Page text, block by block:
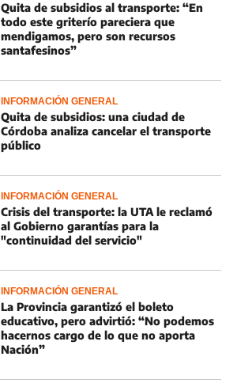
Quita de subsidios al transporte: “En
todo este griterío pareciera que
mendigamos, pero son recursos
santafesinos”
INFORMACIÓN GENERAL
Quita de subsidios: una ciudad de
Córdoba analiza cancelar el transporte
público
INFORMACIÓN GENERAL
Crisis del transporte: la UTA le reclamó
al Gobierno garantías para la
"continuidad del servicio"
INFORMACIÓN GENERAL
La Provincia garantizó el boleto
educativo, pero advirtió: “No podemos
hacernos cargo de lo que no aporta
Nación”